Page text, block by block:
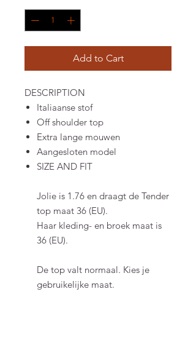
Add to Cart
DESCRIPTION
Italiaanse stof
Off shoulder top
Extra lange mouwen
Aangesloten model
SIZE AND FIT
Jolie is 1.76 en draagt de Tender
top maat 36 (EU).
Haar kleding- en broek maat is
36 (EU).
De top valt normaal. Kies je
gebruikelijke maat.